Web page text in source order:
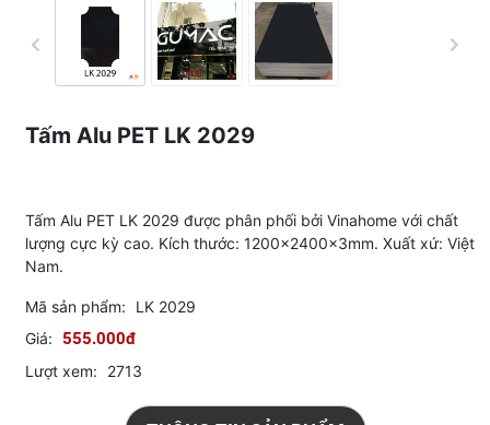
Tấm Alu PET LK 2029
Tấm Alu PET LK 2029 được phân phối bởi Vinahome với chất
lượng cực kỳ cao. Kích thước: 1200x2400x3mm. Xuất xứ: Việt
Nam.
Mã sản phẩm:
LK 2029
Giá: 555.000đ
Lượt xem: 2713